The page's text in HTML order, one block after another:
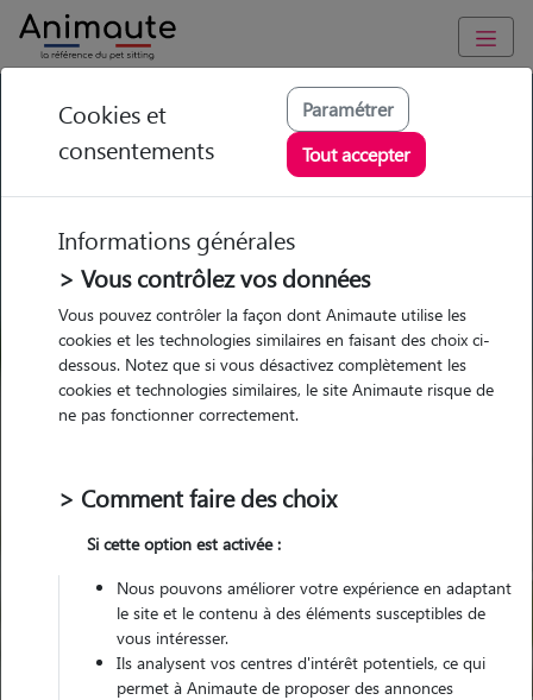
GARDE ANIMAUX à Douvres-la-Délivrande : Garde chien et
chat en famille ou à domicile, visites et promenades
Trouvez une garde animaux à
Douvres-la-Délivrande
Parmi nos 10 pet-sitters à
Douvres-la-Délivrande
Pour quel animal ?
Cookies et
consentements
Paramétrer
Tout accepter
Informations générales
> Vous contrôlez vos données
Vous pouvez contrôler la façon dont Animaute utilise les
cookies et les technologies similaires en faisant des choix ci-
dessous. Notez que si vous désactivez complètement les
cookies et technologies similaires, le site Animaute risque de
ne pas fonctionner correctement.
> Comment faire des choix
Si cette option est activée :
Nous pouvons améliorer votre expérience en adaptant
le site et le contenu à des éléments susceptibles de
vous intéresser.
Ils analysent vos centres d'intérêt potentiels, ce qui
permet à Animaute de proposer des annonces